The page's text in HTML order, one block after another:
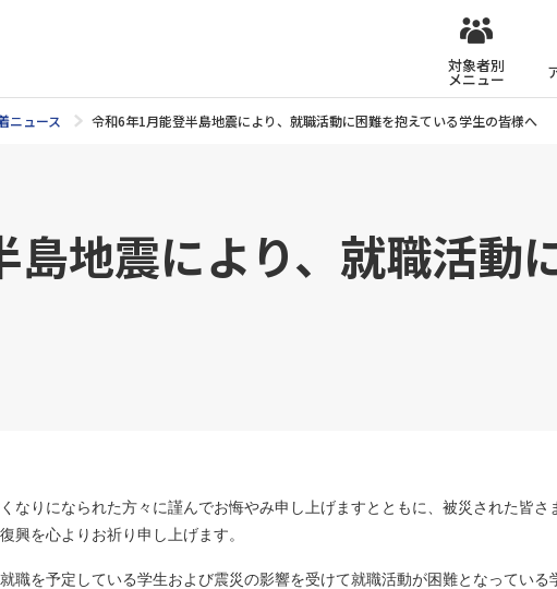
対象者別
メニュー
ニュース 令和6年1月能登半島地震により、就職活動に困難を抱えている学生の皆様へ
地震により、就職活動
なりになられた方々に謹んでお悔やみ申し上げますとともに、被災された皆さ
興を心よりお祈り申し上げます。
職を予定している学生および震災の影響を受けて就職活動が困難となっている